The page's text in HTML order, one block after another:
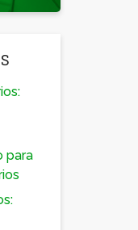
para